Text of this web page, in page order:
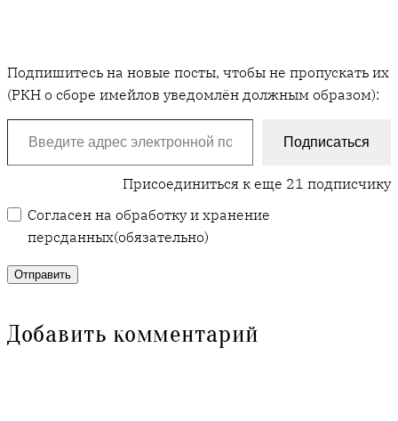
Подпишитесь на новые посты, чтобы не пропускать их
(РКН о сборе имейлов уведомлён должным образом):
Введите адрес электронной почты…
Подписаться
Присоединиться к еще 21 подписчику
Согласен на обработку и хранение
персданных(обязательно)
Отправить
Добавить комментарий